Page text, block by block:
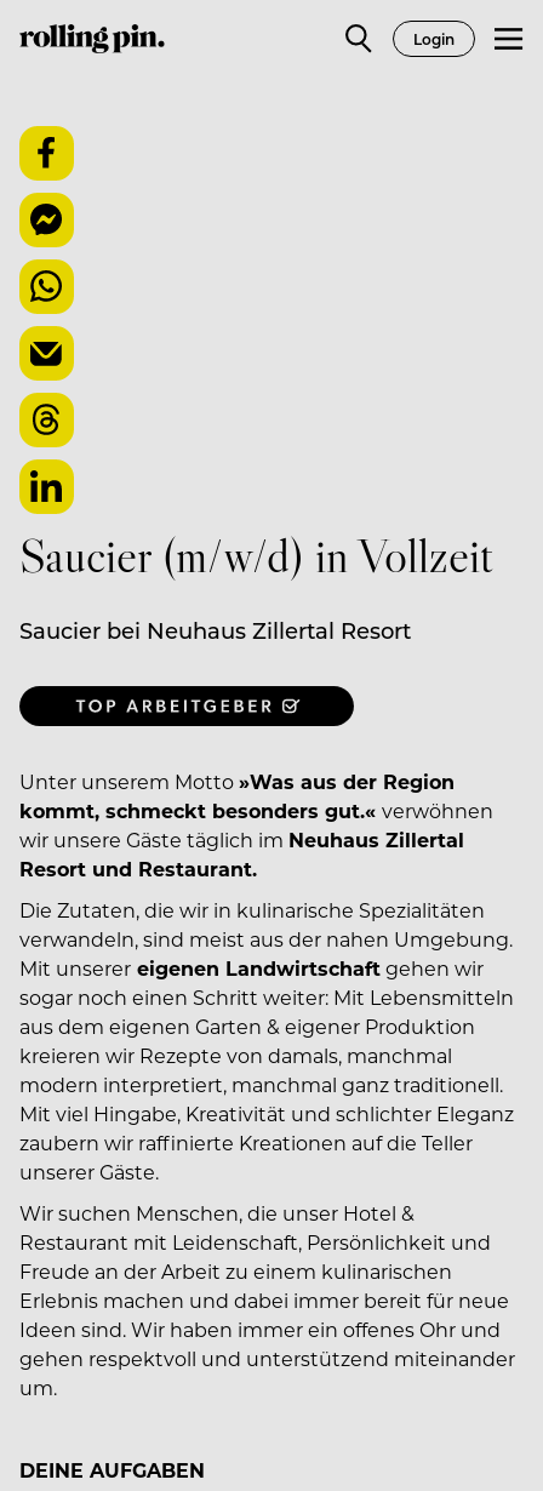
Login
Saucier (m/w/d) in Vollzeit
Saucier bei Neuhaus Zillertal Resort
Unter unserem Motto»Was aus der Region
kommt, schmeckt besonders gut.« verwöhnen
wir unsere Gäste täglich im Neuhaus Zillertal
Resort und Restaurant.
Die Zutaten, die wir in kulinarische Spezialitäten
verwandeln, sind meist aus der nahen Umgebung.
Mit unserer eigenen Landwirtschaftgehen wir
sogar noch einen Schritt weiter: Mit Lebensmitteln
aus dem eigenen Garten & eigener Produktion
kreieren wir Rezepte von damals, manchmal
modern interpretiert, manchmal ganz traditionell.
Mit viel Hingabe, Kreativität und schlichter Eleganz
zaubern wir raffinierte Kreationen auf die Teller
unserer Gäste.
Wir suchen Menschen, die unser Hotel &
Restaurant mit Leidenschaft, Persönlichkeit und
Freude an der Arbeit zu einem kulinarischen
Erlebnis machen und dabei immer bereit für neue
Ideen sind. Wir haben immer ein offenes Ohr und
gehen respektvoll und unterstützend miteinander
um.
DEINE AUFGABEN